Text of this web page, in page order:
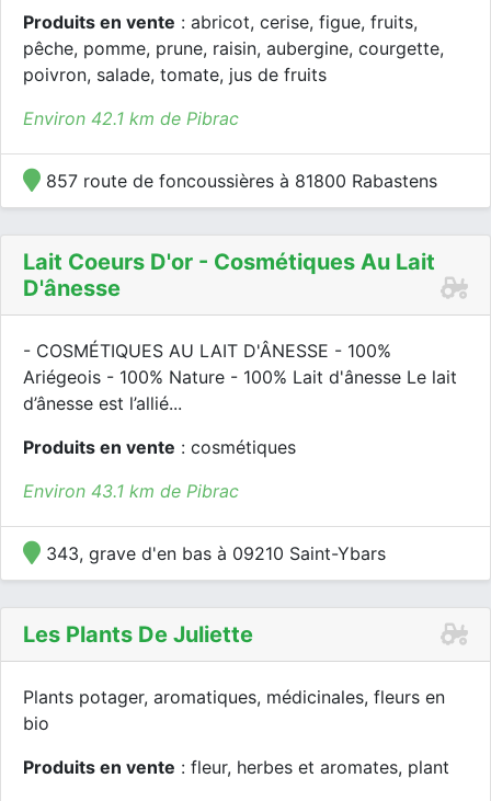
Produits en vente : abricot, cerise, figue, fruits,
pêche, pomme, prune, raisin, aubergine, courgette,
poivron, salade, tomate, jus de fruits
Environ 42.1 km de Pibrac
857 route de foncoussières à 81800 Rabastens
Lait Coeurs D'or - Cosmétiques Au Lait
D'ânesse
- COSMÉTIQUES AU LAIT D'ÂNESSE - 100%
Ariégeois - 100% Nature - 100% Lait d'ânesse Le lait
d’ânesse est l’allié...
Produits en vente : cosmétiques
Environ 43.1 km de Pibrac
343, grave d'en bas à 09210 Saint-Ybars
Les Plants De Juliette
Plants potager, aromatiques, médicinales, fleurs en
bio
Produits en vente : fleur, herbes et aromates, plant